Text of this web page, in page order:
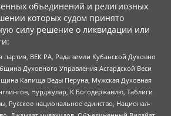
объединений и религиозных
которых судом принято
силу решение о ликвидации или
партия, ВЕК РА, Рада земли Кубанской Духовно
Духовного Управления Асгардской Веси
Капища Веды Перуна, Мужская Духовная
Нурджулар, К Богодержавию, Таблиги
Русское национальное единство, Национал-